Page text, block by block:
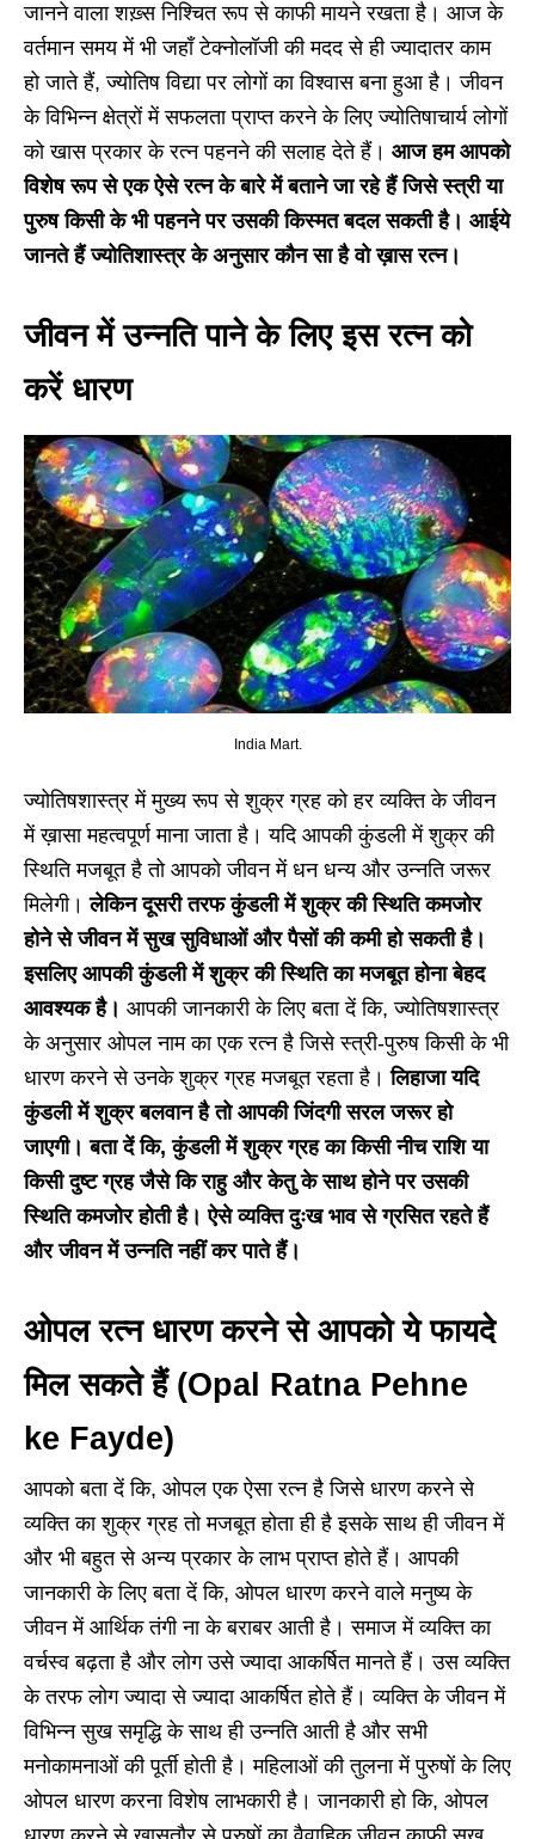
जानने वाला शख़्स निश्चित रूप से काफी मायने रखता है। आज के
वर्तमान समय में भी जहाँ टेक्नोलॉजी की मदद से ही ज्यादातर काम
हो जाते हैं, ज्योतिष विद्या पर लोगों का विश्वास बना हुआ है। जीवन
के विभिन्न क्षेत्रों में सफलता प्राप्त करने के लिए ज्योतिषाचार्य लोगों
को खास प्रकार के रत्न पहनने की सलाह देते हैं। आज हम आपको
विशेष रूप से एक ऐसे रत्न के बारे में बताने जा रहे हैं जिसे स्त्री या
पुरुष किसी के भी पहनने पर उसकी किस्मत बदल सकती है। आईये
जानते हैं ज्योतिशास्त्र के अनुसार कौन सा है वो ख़ास रत्न।
जीवन में उन्नति पाने के लिए इस रत्न को
करें धारण
India Mart.
ज्योतिषशास्त्र में मुख्य रूप से शुक्र ग्रह को हर व्यक्ति के जीवन
में ख़ासा महत्वपूर्ण माना जाता है। यदि आपकी कुंडली में शुक्र की
स्थिति मजबूत है तो आपको जीवन में धन धन्य और उन्नति जरूर
मिलेगी।लेकिन दूसरी तरफ कुंडली में शुक्र की स्थिति कमजोर
होने से जीवन में सुख सुविधाओं और पैसों की कमी हो सकती है।
इसलिए आपकी कुंडली में शुक्र की स्थिति का मजबूत होना बेहद
आवश्यक है। आपकी जानकारी के लिए बता दें कि, ज्योतिषशास्त्र
के अनुसार ओपल नाम का एक रत्न है जिसे स्त्री-पुरुष किसी के भी
धारण करने से उनके शुक्र ग्रह मजबूत रहता है।लिहाजा यदि
कुंडली में शुक्र बलवान है तो आपकी जिंदगी सरल जरूर हो
जाएगी। बता दें कि, कुंडली में शुक्र ग्रह का किसी नीच राशि या
किसी दुष्ट ग्रह जैसे कि राहु और केतु के साथ होने पर उसकी
स्थिति कमजोर होती है। ऐसे व्यक्ति दुःख भाव से ग्रसित रहते हैं
और जीवन में उन्नति नहीं कर पाते हैं।
ओपल रत्न धारण करने से आपको ये फायदे
मिल सकते हैं (Opal Ratna Pehne
ke Fayde)
आपको बता दें कि, ओपल एक ऐसा रत्न है जिसे धारण करने से
व्यक्ति का शुक्र ग्रह तो मजबूत होता ही है इसके साथ ही जीवन में
और भी बहुत से अन्य प्रकार के लाभ प्राप्त होते हैं। आपकी
जानकारी के लिए बता दें कि, ओपल धारण करने वाले मनुष्य के
जीवन में आर्थिक तंगी ना के बराबर आती है। समाज में व्यक्ति का
वर्चस्व बढ़ता है और लोग उसे ज्यादा आकर्षित मानते हैं। उस व्यक्ति
के तरफ लोग ज्यादा से ज्यादा आकर्षित होते हैं। व्यक्ति के जीवन में
विभिन्न सुख समृद्धि के साथ ही उन्नति आती है और सभी
मनोकामनाओं की पूर्ती होती है। महिलाओं की तुलना में पुरुषों के लिए
ओपल धारण करना विशेष लाभकारी है। जानकारी हो कि, ओपल